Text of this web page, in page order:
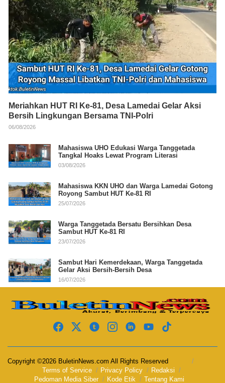
Meriahkan HUT RI Ke-81, Desa Lamedai Gelar Aksi
Bersih Lingkungan Bersama TNI-Polri
06/08/2026
Mahasiswa UHO Edukasi Warga Tanggetada
Tangkal Hoaks Lewat Program Literasi
03/08/2026
Mahasiswa KKN UHO dan Warga Lamedai Gotong
Royong Sambut HUT Ke-81 RI
25/07/2026
Warga Tanggetada Bersatu Bersihkan Desa
Sambut HUT Ke-81 RI
23/07/2026
Sambut Hari Kemerdekaan, Warga Tanggetada
Gelar Aksi Bersih-Bersih Desa
16/07/2026
Copyright ©2026 BuletinNews.com All Rights Reserved
Terms of Service
Privacy Policy
Redaksi
Pedoman Media Siber
Kode Etik Tentang Kami